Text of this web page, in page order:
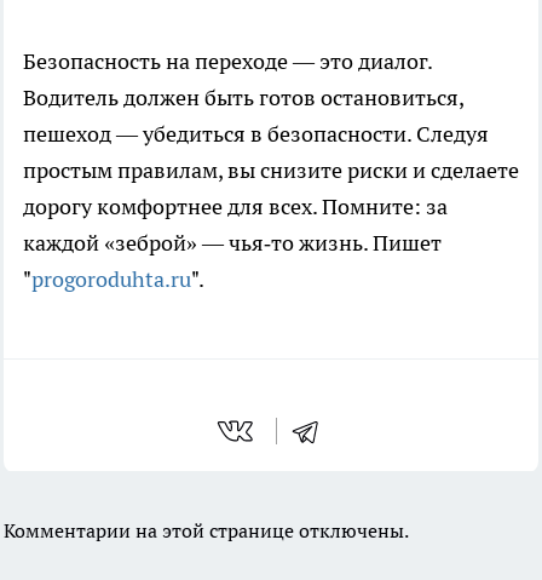
Безопасность на переходе — это диалог.
Водитель должен быть готов остановиться,
пешеход — убедиться в безопасности. Следуя
простым правилам, вы снизите риски и сделаете
дорогу комфортнее для всех. Помните: за
каждой «зеброй» — чья‑то жизнь. Пишет
"progoroduhta.ru".
Комментарии на этой странице отключены.